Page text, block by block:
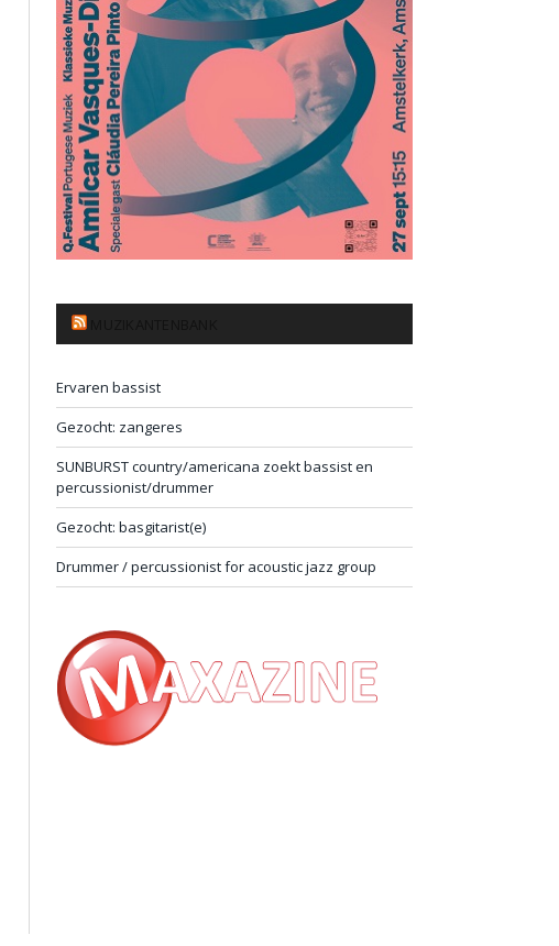
Ervaren bassist
Gezocht: zangeres
SUNBURST country/americana zoekt bassist en
percussionist/drummer
Gezocht: basgitarist(e)
Drummer / percussionist for acoustic jazz group